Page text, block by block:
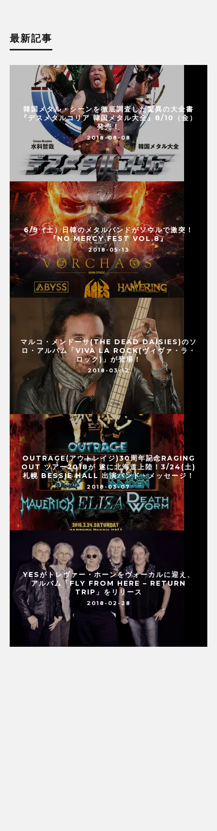
最新記事
韓国メタル・シーンを徹底調査した驚異の大全書
『デスメタルコリア 韓国メタル大全』8/10（金）
発売！
2018-08-08
6/9（土）日韓のメタルバンドがソウルで激突！
『NO MERCY FEST VOL.8』
2018-05-13
マルコ・メンドーサ(THE DEAD DAISIES)のソ
ロ・アルバム「VIVA LA ROCK(ヴィヴァ・ラ・
ロック)」が登場！
2018-03-12
OUTRAGE(アウトレイジ)30周年記念RAGING
OUT ツアー2018が 遂に北海道上陸！3/24(土)
札幌 BESSIE HALL 出演バンド・メッセージ！
2018-03-07
YESがトレヴァー・ホーンをヴォーカルに迎え、
アルバム「FLY FROM HERE – RETURN
TRIP」をリリース
2018-02-28